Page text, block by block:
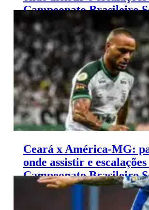
Campeonato Brasileiro
(24/11)
Ceará x América-MG:
onde assistir e escalações
Campeonato Brasileiro
(18/11)